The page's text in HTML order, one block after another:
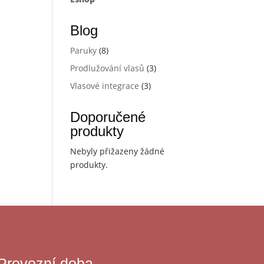
Blog
Paruky (8)
Prodlužování vlasů (3)
Vlasové integrace (3)
Doporučené
produkty
Nebyly přižazeny žádné
produkty.